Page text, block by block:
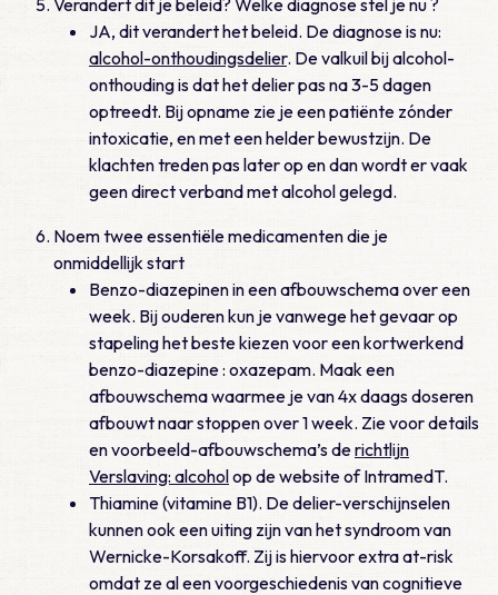
Verandert dit je beleid? Welke diagnose stel je nu ?
JA, dit verandert het beleid. De diagnose is nu:
alcohol-onthoudingsdelier. De valkuil bij alcohol-
onthouding is dat het delier pas na 3-5 dagen
optreedt. Bij opname zie je een patiënte zónder
intoxicatie, en met een helder bewustzijn. De
klachten treden pas later op en dan wordt er vaak
geen direct verband met alcohol gelegd.
Noem twee essentiële medicamenten die je
onmiddellijk start
Benzo-diazepinen in een afbouwschema over een
week. Bij ouderen kun je vanwege het gevaar op
stapeling het beste kiezen voor een kortwerkend
benzo-diazepine : oxazepam. Maak een
afbouwschema waarmee je van 4x daags doseren
afbouwt naar stoppen over 1 week. Zie voor details
en voorbeeld-afbouwschema’s derichtlijn
Verslaving: alcoholop de website of IntramedT.
Thiamine (vitamine B1). De delier-verschijnselen
kunnen ook een uiting zijn van het syndroom van
Wernicke-Korsakoff. Zij is hiervoor extra at-risk
omdat ze al een voorgeschiedenis van cognitieve